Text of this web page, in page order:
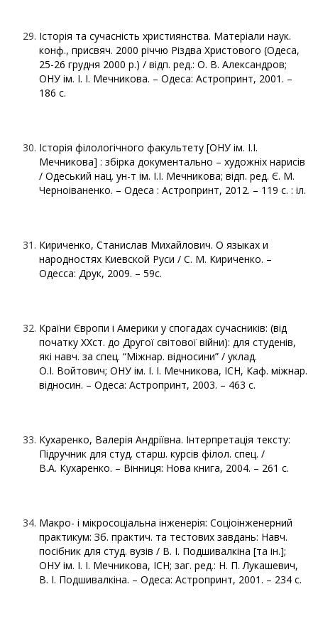
Історія та сучасність християнства. Матеріали наук.
конф., присвяч. 2000 річчю Різдва Христового (Одеса,
25-26 грудня 2000 р.) / відп. ред.: О. В. Александров;
ОНУ ім. І. І. Мечникова. – Одеса: Астропринт, 2001. –
186 с.
Історія філологічного факультету [ОНУ ім. І.І.
Мечникова] : збірка документально – художніх нарисів
/ Одеський нац. ун-т ім. І.І. Мечникова; відп. ред. Є. М.
Черноіваненко. – Одеса : Астропринт, 2012. – 119 с. : іл.
Кириченко, Станислав Михайлович. О языках и
народностях Киевской Руси / С. М. Кириченко. –
Одесса: Друк, 2009. – 59с.
Країни Європи і Америки у спогадах сучасників: (від
початку ХХст. до Другої світової війни): для студенів,
які навч. за спец. “Міжнар. відносини” / уклад.
О.І. Войтович; ОНУ ім. І. І. Мечникова, ІСН, Каф. міжнар.
відносин. – Одеса: Астропринт, 2003. – 463 с.
Кухаренко, Валерія Андріївна. Інтерпретація тексту:
Підручник для студ. старш. курсів філол. спец. /
В.А. Кухаренко. – Вінниця: Нова книга, 2004. – 261 с.
Макро- і мікросоціальна інженерія: Соціоінженерний
практикум: Зб. практич. та тестових завдань: Навч.
посібник для студ. вузів / В. І. Подшивалкіна [та ін.];
ОНУ ім. І. І. Мечникова, ІСН; заг. ред.: Н. П. Лукашевич,
В. І. Подшивалкіна. – Одеса: Астропринт, 2001. – 234 с.